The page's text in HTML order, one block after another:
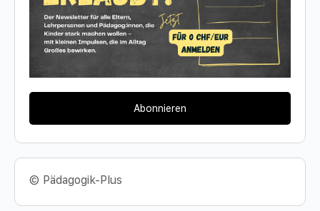
Abonnieren
© Pädagogik-Plus